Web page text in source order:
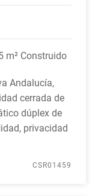
m² Construido
Andalucía,
cerrada de
dúplex de
privacidad
CSR01459